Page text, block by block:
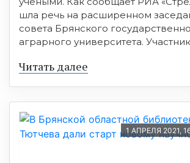
шла речь на расширенном
совета Брянского
аграрного университета.
Читать далее
1 АПРЕЛЯ 2021,